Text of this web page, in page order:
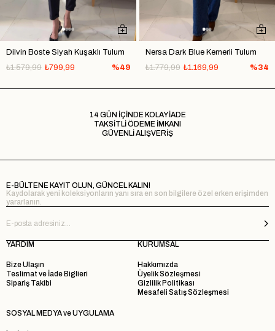
Dilvin Boste Siyah Kuşaklı Tulum
₺799,99
₺1.579,99 %49
Nersa Dark Blue Kemerli Tulum
₺1.169,99
₺1.779,99 %34
14 GÜN İÇİNDE KOLAY İADE
TAKSİTLİ ÖDEME İMKANI
GÜVENLİ ALIŞVERİŞ
E-BÜLTENE KAYIT OLUN, GÜNCEL KALIN!
Kaydolarak yeni koleksiyonların yanı sıra en son bilgilere özel erken erişimden
yararlanın.
YARDIM
Bize Ulaşın
Teslimat ve İade Biglieri
Sipariş Takibi
KURUMSAL
Hakkımızda
Üyelik Sözleşmesi
Gizlilik Politikası
Mesafeli Satış Sözleşmesi
SOSYAL MEDYA ve UYGULAMA